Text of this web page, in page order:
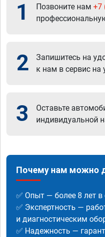
1 Позвоните нам +7
2
Запишитесь на
к нам в сервис на
3
Оставьте
индивидуальной
Почему нам можно
✅ Опыт — более 8 лет
✅ Экспертность —
и диагностическим
✅ Надежность —